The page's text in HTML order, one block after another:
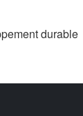
durable